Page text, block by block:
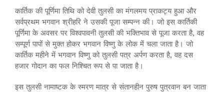
कार्तिक की पूर्णिमा तिथि को देवी तुलसी का मंगलमय प्राकट्य हुआ और
सर्वप्रथम भगवान श्रीहरि ने उसकी पूजा सम्पन्न की। जो इस कार्तिकी
पूर्णिमा के अवसर पर विश्वपावनी तुलसी की भक्तिभाव से पूजा करता है, वह
सम्पूर्ण पापों से मुक्त होकर भगवान विष्णु के लोक में चला जाता है। जो
कार्तिक महीने में भगवान विष्णु को तुलसी पत्र अर्पण करता है, वह दस
हजार गोदान का फल निश्चित रूप से पा जाता है।
इस तुलसी नामाष्टक के स्मरण मात्र से संतानहीन पुरुष पुत्रवान बन जाता